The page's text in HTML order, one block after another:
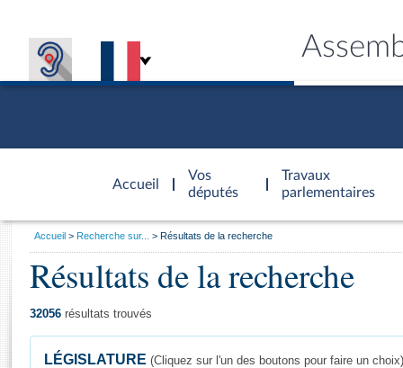
Accueil
d'accueil
Vos
députés
Travaux
parlementaires
Général
Vous
Accueil Recherche sur... Résultats de la recherche
Résultats de la recherche
32056 résultats trouvés
LÉGISLATURE (Cliquez sur l'un des boutons pour faire un choix)